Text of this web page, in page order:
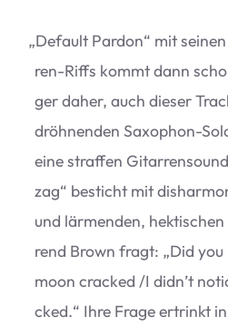
„Default Par­don“ mit
ren-Riffs kommt dann
ger daher, auch die­ser
dröh­nen­den Saxo­phon-
eine straf­fen
zag“ besticht mit
und lär­men­den,
rend Brown fragt: „Did
moon cra­cked /​I did­n’t
cked.“ Ihre Frage ertrinkt